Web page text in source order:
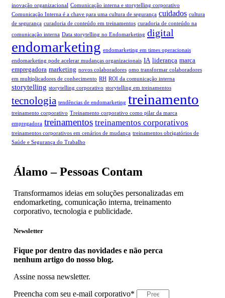
inovação organizacional Comunicação interna e storytelling corporativo
Comunicação Interna é a chave para uma cultura de segurança cuidados cultura
de segurança curadoria de conteúdo em treinamentos curadoria de conteúdo na
comunicação interna Data storytelling no Endomarketing digital
endomarketing endomarketing em times operacionais
endomarketing pode acelerar mudanças organizacionais IA liderança marca
empregadora marketing novos colaboradores omo transformar colaboradores
em multiplicadores de conhecimento RH ROI da comunicação interna
storytelling storytelling corporativo storytelling em treinamentos
tecnologia tendências de endomarketing treinamento
treinamento corporativo Treinamento corporativo como pilar da marca
empregadora treinamentos treinamentos corporativos
treinamentos corporativos em cenários de mudança treinamentos obrigatórios de
Saúde e Segurança do Trabalho
Álamo – Pessoas Contam
Transformamos ideias em soluções personalizadas em
endomarketing, comunicação interna, treinamento
corporativo, tecnologia e publicidade.
Newsletter
Fique por dentro das novidades e não perca
nenhum artigo do nosso blog.
Assine nossa newsletter.
Preencha com seu e-mail corporativo*